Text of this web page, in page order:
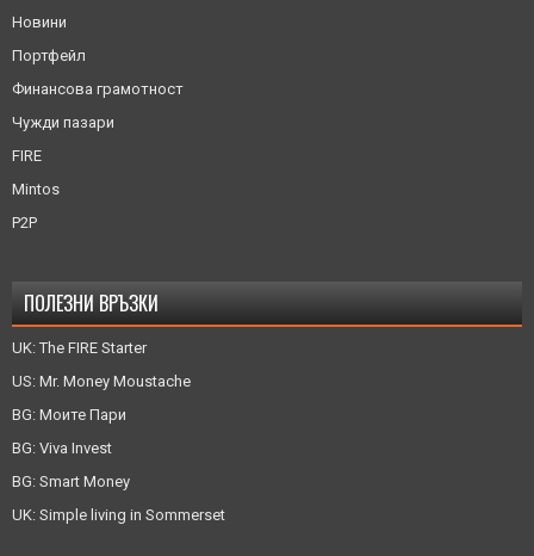
Новини
Портфейл
Финансова грамотност
Чужди пазари
FIRE
Mintos
P2P
ПОЛЕЗНИ ВРЪЗКИ
UK: The FIRE Starter
US: Mr. Money Moustache
BG: Моите Пари
BG: Viva Invest
BG: Smart Money
UK: Simple living in Sommerset